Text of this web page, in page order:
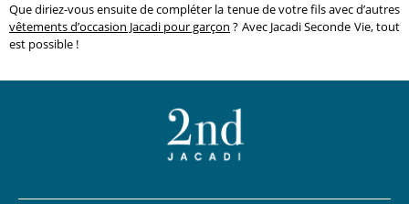
Que diriez-vous ensuite de compléter la tenue de votre fils avec d’autres
vêtements d’occasion Jacadi pour garçon ? Avec Jacadi Seconde Vie, tout
est possible !